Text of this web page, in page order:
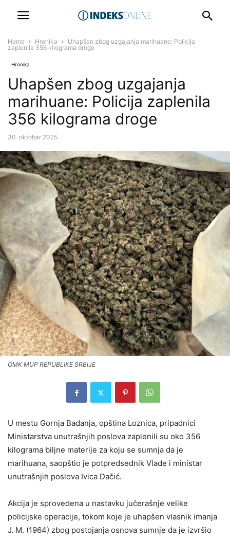
Home Hronika
Uhapšen zbog uzgajanja marihuane: Policija
zaplenila 356 kilograma droge
Hronika
Uhapšen zbog uzgajanja
marihuane: Policija zaplenila
356 kilograma droge
30. oktobar 2025.
OMK MUP REPUBLIKE SRBIJE
U mestu Gornja Badanja, opština Loznica, pripadnici
Ministarstva unutrašnjih poslova zaplenili su oko 356
kilograma biljne materije za koju se sumnja da je
marihuana, saopštio je potpredsednik Vlade i ministar
unutrašnjih poslova Ivica Dačić.
Akcija je sprovedena u nastavku jučerašnje velike
policijske operacije, tokom koje je uhapšen vlasnik imanja
J. M. (1964) zbog postojanja osnova sumnje da je izvršio